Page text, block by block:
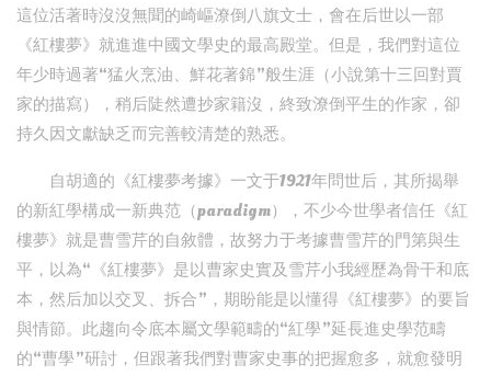
這位活著時沒沒無聞的崎嶇潦倒八旗文士，會在后世以一部
《紅樓夢》就進進中國文學史的最高殿堂。但是，我們對這位
年少時過著“猛火烹油、鮮花著錦”般生涯（小說第十三回對賈
家的描寫），稍后陡然遭抄家籍沒，終致潦倒平生的作家，卻
持久因文獻缺乏而完善較清楚的熟悉。
自胡適的《紅樓夢考據》一文于1921年問世后，其所揭舉
的新紅學構成一新典范（paradigm），不少今世學者信任《紅
樓夢》就是曹雪芹的自敘體，故努力于考據曹雪芹的門第與生
平，以為“《紅樓夢》是以曹家史實及雪芹小我經歷為骨干和底
本，然后加以交叉、拆合”，期盼能是以懂得《紅樓夢》的要旨
與情節。此趨向令底本屬文學範疇的“紅學”延長進史學范疇
的“曹學”研討，但跟著我們對曹家史事的把握愈多，就愈發明